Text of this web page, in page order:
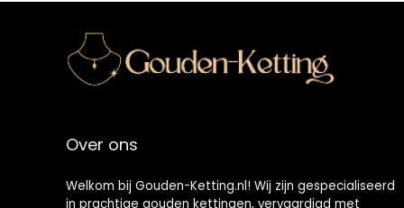
Over ons
Welkom bij Gouden-Ketting.nl! Wij zijn gespecialiseerd
in prachtige gouden kettingen, vervaardigd met